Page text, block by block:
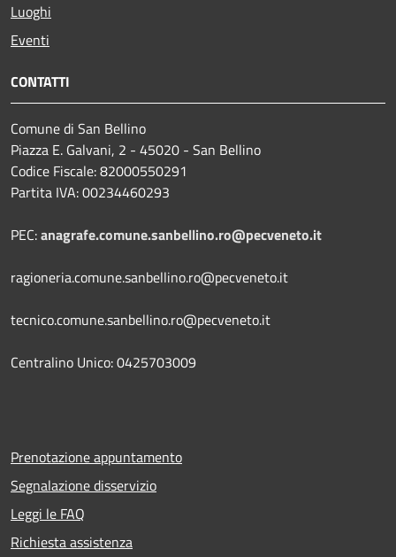
Luoghi
Eventi
CONTATTI
Comune di San Bellino
Piazza E. Galvani, 2 - 45020 - San Bellino
Codice Fiscale: 82000550291
Partita IVA: 00234460293
PEC:anagrafe.comune.sanbellino.ro@pecveneto.it
ragioneria.comune.sanbellino.ro@pecveneto.it
tecnico.comune.sanbellino.ro@pecveneto.it
Centralino Unico: 0425703009
Prenotazione appuntamento
Segnalazione disservizio
Leggi le FAQ
Richiesta assistenza